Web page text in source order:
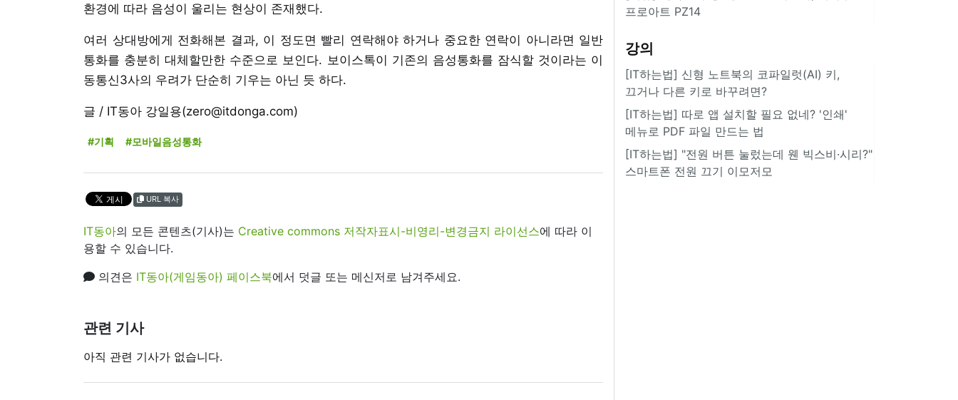
환경에 따라 음성이 울리는 현상이 존재했다.
여러 상대방에게 전화해본 결과, 이 정도면 빨리 연락해야 하거나 중요한 연락이 아니라면 일반
통화를 충분히 대체할만한 수준으로 보인다. 보이스톡이 기존의 음성통화를 잠식할 것이라는 이
동통신3사의 우려가 단순히 기우는 아닌 듯 하다.
글 / IT동아 강일용(zero@itdonga.com)
#기획 #모바일음성통화
URL 복사
IT동아의 모든 콘텐츠(기사)는 Creative commons 저작자표시-비영리-변경금지 라이선스에 따라 이
용할 수 있습니다.
의견은 IT동아(게임동아) 페이스북에서 덧글 또는 메신저로 남겨주세요.
관련 기사
아직 관련 기사가 없습니다.
프로아트 PZ14
강의
[IT하는법] 신형 노트북의 코파일럿(AI) 키,
끄거나 다른 키로 바꾸려면?
[IT하는법] 따로 앱 설치할 필요 없네? '인쇄'
메뉴로 PDF 파일 만드는 법
[IT하는법] "전원 버튼 눌렀는데 웬 빅스비·시리?"
스마트폰 전원 끄기 이모저모